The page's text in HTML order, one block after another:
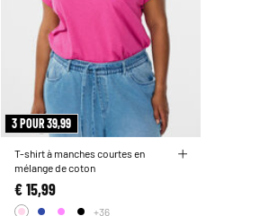
3 POUR 39,99
T-shirt à manches courtes en
mélange de coton
€ 15,99
+36